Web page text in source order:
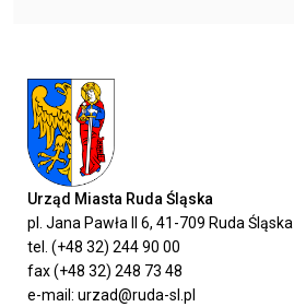
Urząd Miasta Ruda Śląska
pl. Jana Pawła II 6, 41-709 Ruda Śląska
tel. (+48 32) 244 90 00
fax (+48 32) 248 73 48
e-mail: urzad@ruda-sl.pl